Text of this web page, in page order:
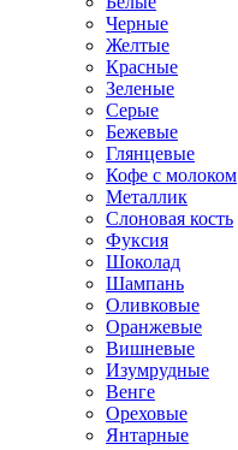
Черные
Желтые
Красные
Зеленые
Серые
Бежевые
Глянцевые
Кофе с молоком
Металлик
Слоновая кость
Фуксия
Шоколад
Шампань
Оливковые
Оранжевые
Вишневые
Изумрудные
Венге
Ореховые
Янтарные